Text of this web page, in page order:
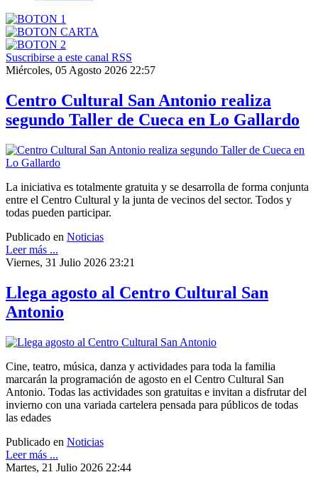
Suscribirse a este canal RSS
Miércoles, 05 Agosto 2026 22:57
Centro Cultural San Antonio realiza
segundo Taller de Cueca en Lo Gallardo
La iniciativa es totalmente gratuita y se desarrolla de forma conjunta
entre el Centro Cultural y la junta de vecinos del sector. Todos y
todas pueden participar.
Publicado en Noticias
Leer más ...
Viernes, 31 Julio 2026 23:21
Llega agosto al Centro Cultural San
Antonio
Cine, teatro, música, danza y actividades para toda la familia
marcarán la programación de agosto en el Centro Cultural San
Antonio. Todas las actividades son gratuitas e invitan a disfrutar del
invierno con una variada cartelera pensada para públicos de todas
las edades
Publicado en Noticias
Leer más ...
Martes, 21 Julio 2026 22:44